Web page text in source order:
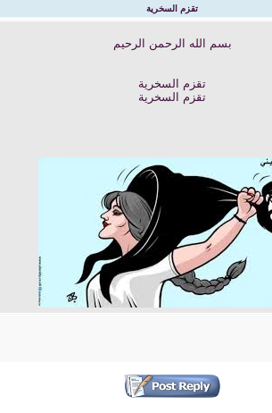
تقزم السخرية
بسم الله الرحمن الرحيم
تقزم السخرية
تقزم السخرية